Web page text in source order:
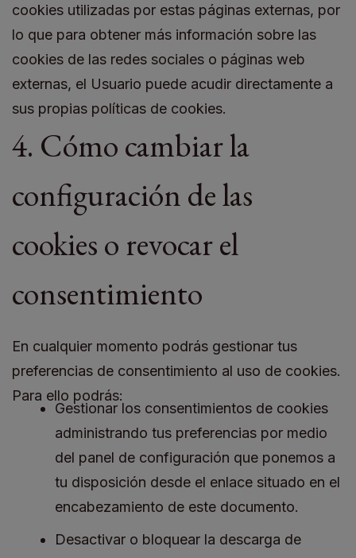
cookies utilizadas por estas páginas externas, por
lo que para obtener más información sobre las
cookies de las redes sociales o páginas web
externas, el Usuario puede acudir directamente a
sus propias políticas de cookies.
4. Cómo cambiar la
configuración de las
cookies o revocar el
consentimiento
En cualquier momento podrás gestionar tus
preferencias de consentimiento al uso de cookies.
Para ello podrás:
Gestionar los consentimientos de cookies
administrando tus preferencias por medio
del panel de configuración que ponemos a
tu disposición desde el enlace situado en el
encabezamiento de este documento.
Desactivar o bloquear la descarga de